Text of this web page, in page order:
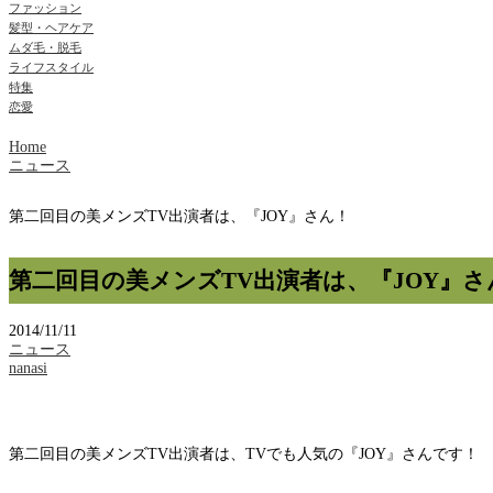
ファッション
髪型・ヘアケア
ムダ毛・脱毛
ライフスタイル
特集
恋愛
Home
ニュース
第二回目の美メンズTV出演者は、『JOY』さん！
第二回目の美メンズTV出演者は、『JOY』さ
2014/11/11
ニュース
nanasi
第二回目の美メンズTV出演者は、TVでも人気の『JOY』さんです！